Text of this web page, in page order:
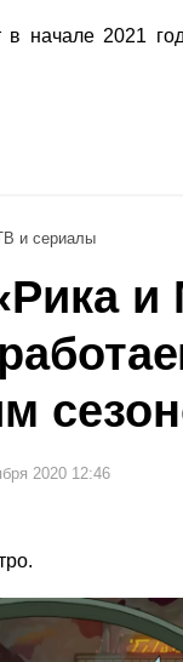
начале 2021
и сериалы
и
2020 12:46